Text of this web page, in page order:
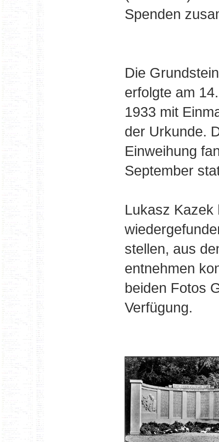
Spenden
Die
erfolgte am
1933 mit
der Urkunde.
Einweihung
September
Lukasz Kazek
stellen, aus
entnehmen
beiden Fotos
Verfügung.